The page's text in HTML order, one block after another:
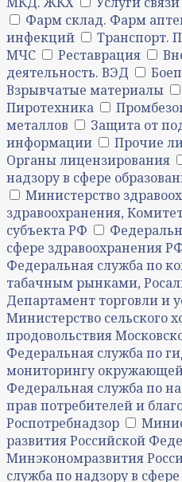
Фарм склад. Фарм
инфекций
Транспорт.
МЧС
Реставрация
деятельность. ВЭД
Взрывчатые материалы
Пиротехника
металлов
Защита от
информации
Прочие
Органы лицензирования
надзору в сфере
Министерство
здравоохранения,
субъекта РФ
сфере здравоохранения
Федеральная служба по
табачным рынками,
Департамент торговли и
Министерство сельского
продовольствия
Федеральная служба по
мониторингу
Федеральная служба по
прав потребителей и
Роспотребнадзор
развития Российской
Минэкономразвития
служба по надзору в